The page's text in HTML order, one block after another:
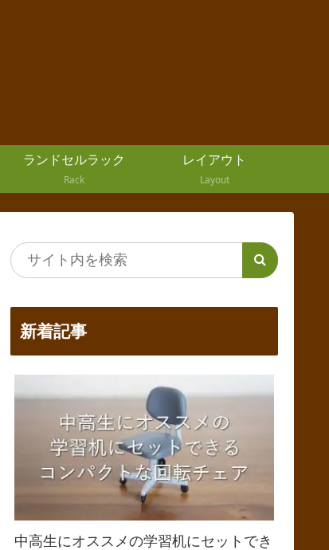
ランドセルラック
Rack
レイアウト
Layout
新着記事
中高生にオススメの学習机にセットでき